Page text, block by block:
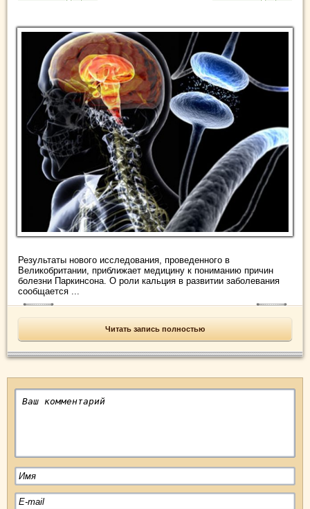
Результаты нового исследования, проведенного в
Великобритании, приближает медицину к пониманию причин
болезни Паркинсона. О роли кальция в развитии заболевания
сообщается ...
Читать запись полностью